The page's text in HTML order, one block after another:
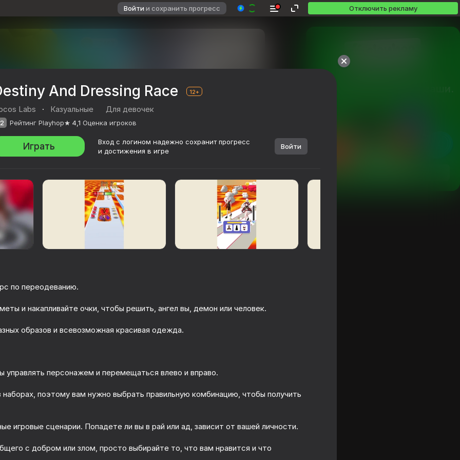
Войти и сохранить прогресс Отключить рекламу
12+
DOP Для Взрослых: Сотри,
Alien Evolution: Hyper Cell
64 75
And Dressing Race 12+
Labs · Казуальные Для девочек
Рейтинг Playhop 4,1 Оценка игроков
Играть
Вход с логином надежно сохранит прогресс
и достижения в игре
Войти
по переодеванию.
и накапливайте очки, чтобы решить, ангел вы, демон или человек.
образов и всевозможная красивая одежда.
управлять персонажем и перемещаться влево и вправо.
поэтому вам нужно выбрать правильную комбинацию, чтобы получить
игровые сценарии. Попадете ли вы в рай или ад, зависит от вашей личности.
с добром или злом, просто выбирайте то, что вам нравится и что